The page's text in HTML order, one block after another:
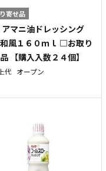
寄せ品
アマニ油ドレッシング
風１６０ｍｌ □お取り
【購入入数２４個】
代 オープン